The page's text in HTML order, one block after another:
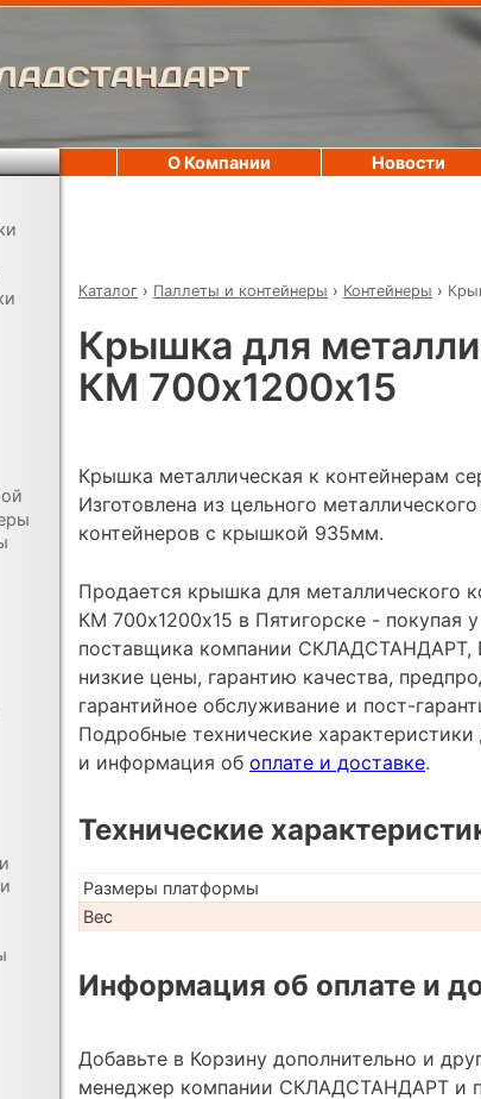
Каталог › Паллеты и контейнеры › Контейнеры ›
Крышка для
КМ 700х1200х15
Крышка металлическая к контейнерам
Изготовлена из цельного
контейнеров с крышкой 935мм.
Продается крышка для металлического
КМ 700х1200х15 в Пятигорске - покупая
поставщика компании СКЛАДСТАНДАРТ,
низкие цены, гарантию качества,
гарантийное обслуживание и пост-
Подробные технические характеристики
и информация об оплате и доставке.
Технические
Размеры платформы
Вес
Информация об оплате и
Добавьте в Корзину дополнительно и
менеджер компании СКЛАДСТАНДАРТ и
О Компании Новости